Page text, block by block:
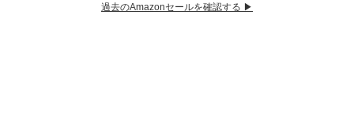
過去のAmazonセールを確認する ▶︎